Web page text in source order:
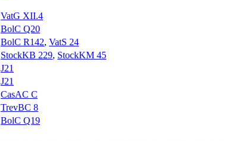
VatG XII.4
BolC Q20
BolC R142, VatS 24
StockKB 229, StockKM 45
J21
J21
CasAC C
TrevBC 8
BolC Q19